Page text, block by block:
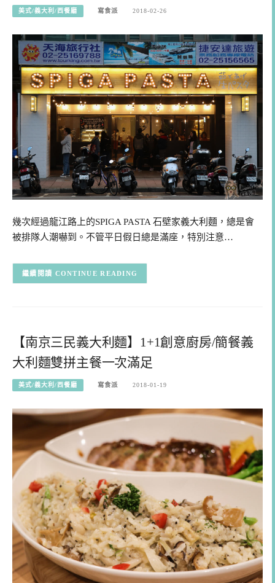
美式/義大利/西餐廳 寫食派 2018-02-26
幾次經過龍江路上的SPIGA PASTA 石壁家義大利麵，總是會
被排隊人潮嚇到。不管平日假日總是滿座，特別注意…
CONTINUE READING
【南京三民義大利麵】1+1創意廚房/簡餐義
大利麵雙拼主餐一次滿足
美式/義大利/西餐廳 寫食派 2018-01-19